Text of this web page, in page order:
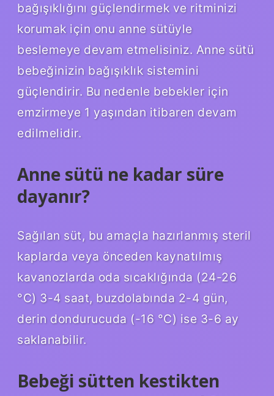
bağışıklığını güçlendirmek ve ritminizi
korumak için onu anne sütüyle
beslemeye devam etmelisiniz. Anne sütü
bebeğinizin bağışıklık sistemini
güçlendirir. Bu nedenle bebekler için
emzirmeye 1 yaşından itibaren devam
edilmelidir.
Anne sütü ne kadar süre
dayanır?
Sağılan süt, bu amaçla hazırlanmış steril
kaplarda veya önceden kaynatılmış
kavanozlarda oda sıcaklığında (24-26
°C) 3-4 saat, buzdolabında 2-4 gün,
derin dondurucuda (-16 °C) ise 3-6 ay
saklanabilir.
Bebeği sütten kestikten